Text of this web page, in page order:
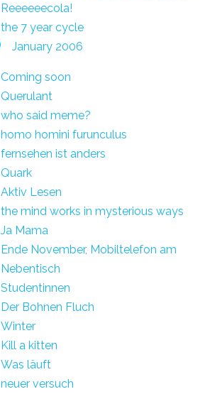
Reeeeeecola!
the 7 year cycle
January 2006
Coming soon
Querulant
who said meme?
homo homini furunculus
fernsehen ist anders
Quark
Aktiv Lesen
the mind works in mysterious ways
Ja Mama
Ende November, Mobiltelefon am
Nebentisch
Studentinnen
Der Bohnen Fluch
Winter
Kill a kitten
Was läuft
neuer versuch